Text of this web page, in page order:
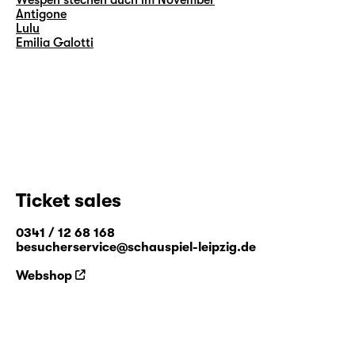
Antigone
Lulu
Emilia Galotti
Ticket sales
0341 / 12 68 168
besucherservice@schauspiel-leipzig.de
Webshop